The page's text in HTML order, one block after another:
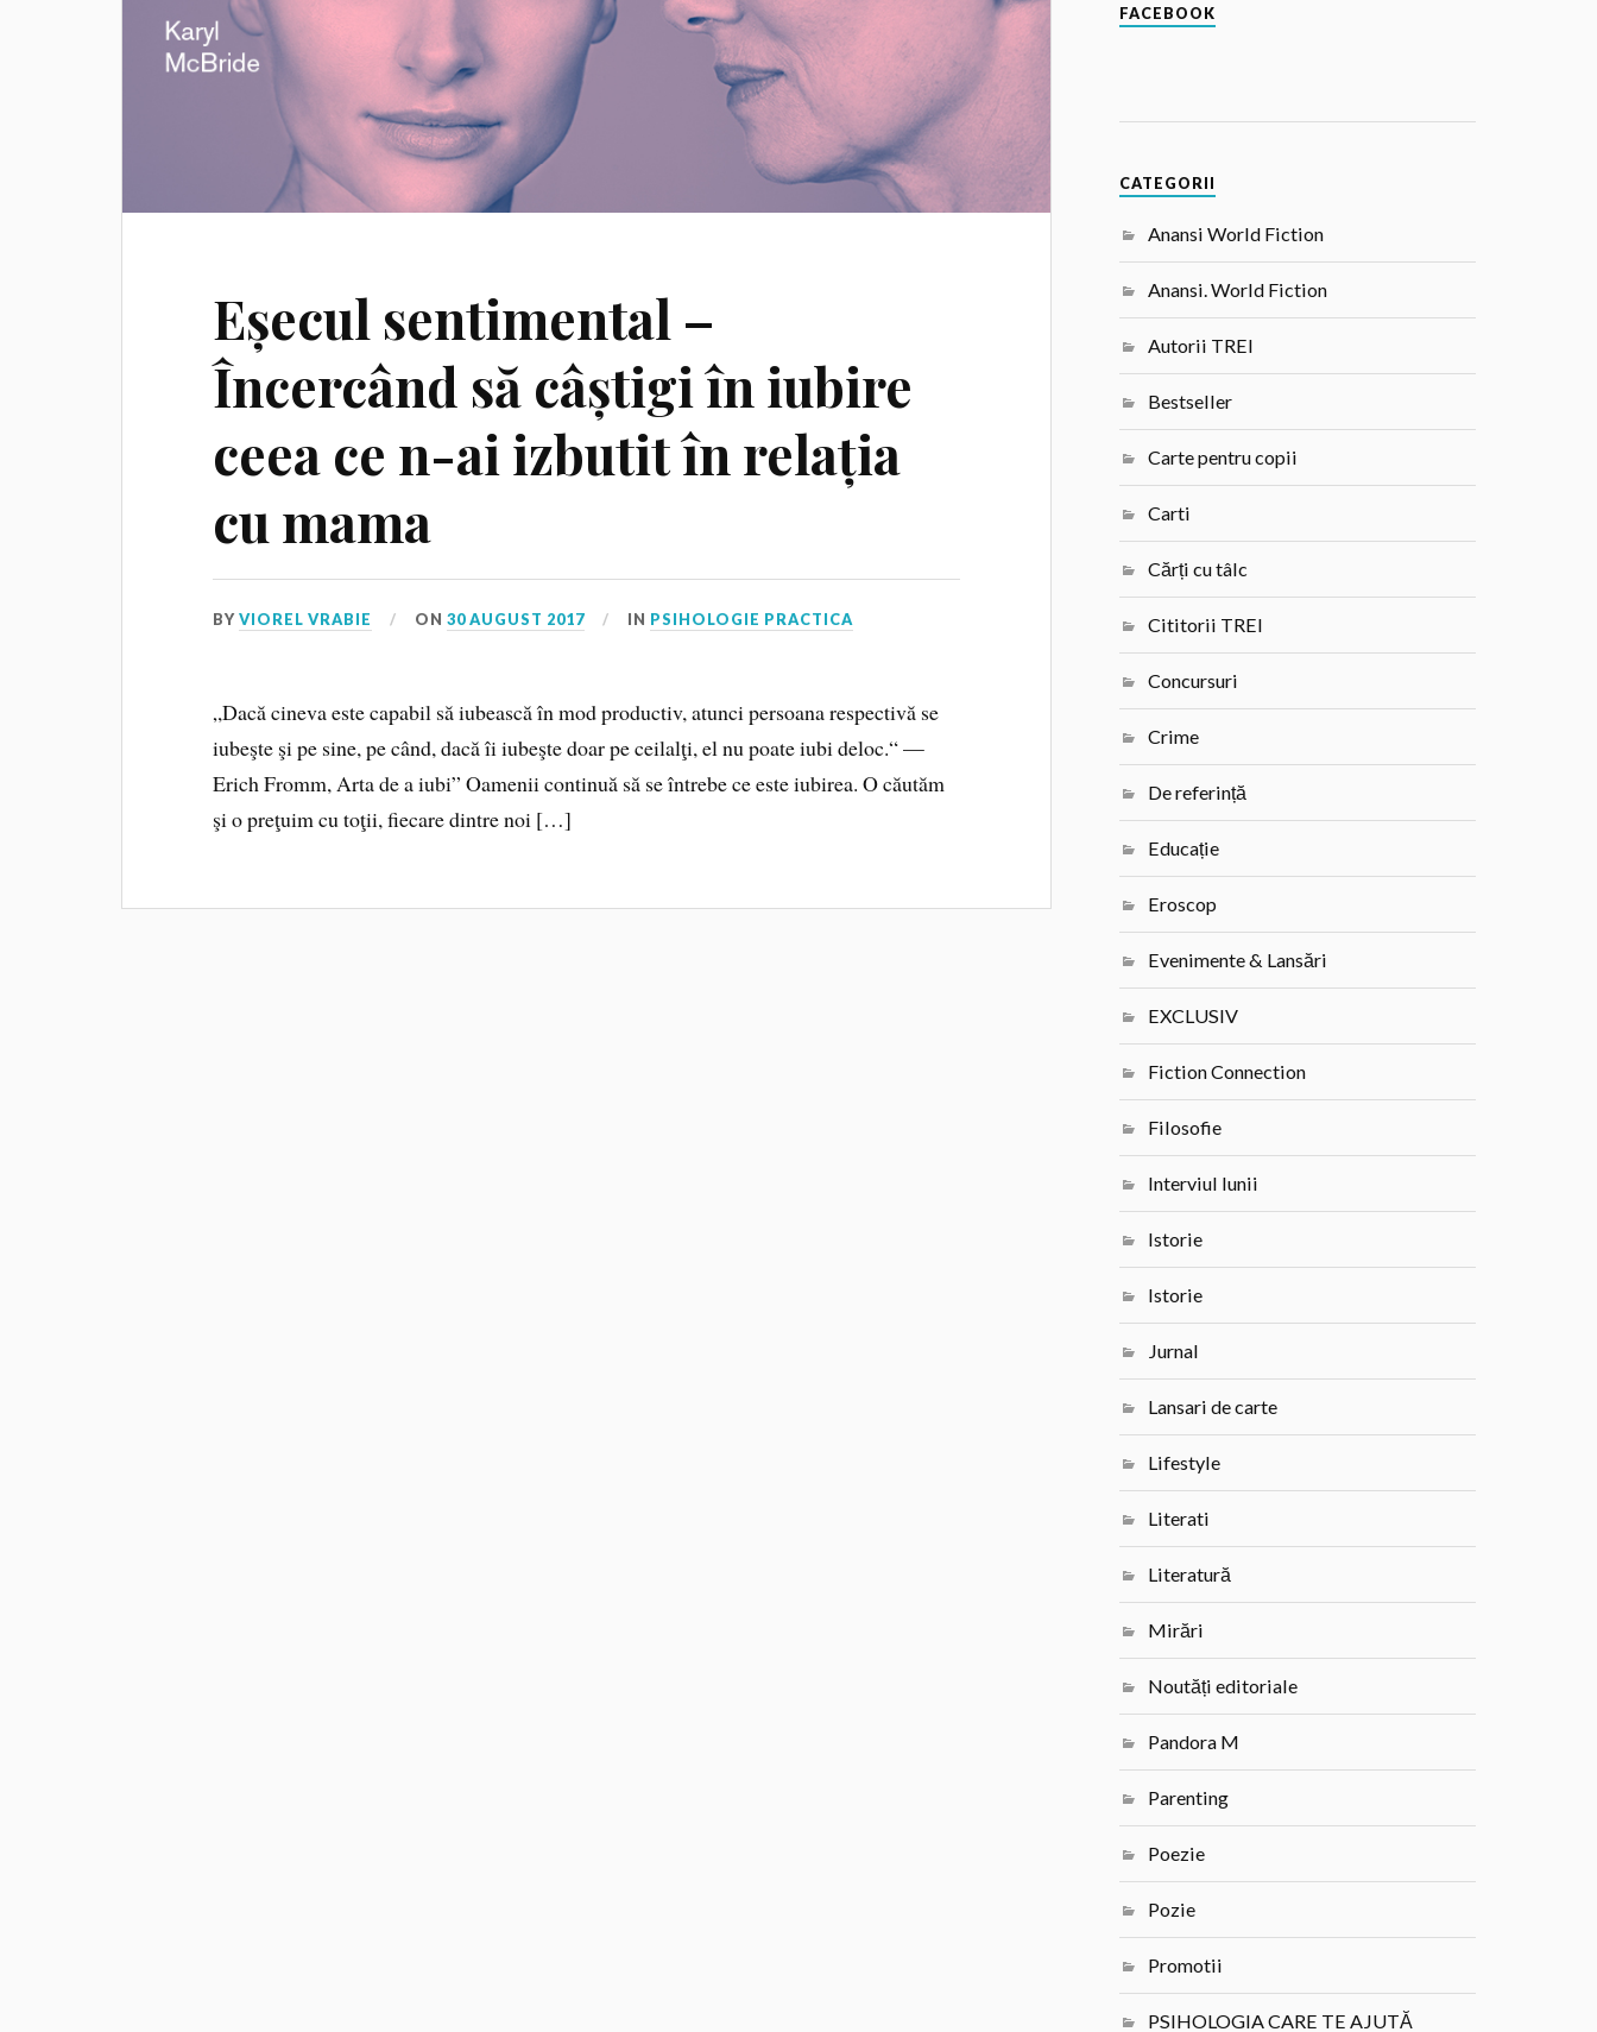
Eșecul sentimental –
Încercând să câștigi în iubire
ceea ce n-ai izbutit în relația
cu mama
BYVIOREL VRABIE ON30 AUGUST 2017 IN PSIHOLOGIE PRACTICA
„Dacă cineva este capabil să iubească în mod productiv, atunci persoana respectivă se
iubeşte şi pe sine, pe când, dacă îi iubeşte doar pe ceilalţi, el nu poate iubi deloc.“ —
Erich Fromm, Arta de a iubi” Oamenii continuă să se întrebe ce este iubirea. O căutăm
şi o preţuim cu toţii, fiecare dintre noi […]
FACEBOOK
CATEGORII
Anansi World Fiction
Anansi. World Fiction
Autorii TREI
Bestseller
Carte pentru copii
Carti
Cărți cu tâlc
Cititorii TREI
Concursuri
Crime
De referință
Educație
Eroscop
Evenimente & Lansări
EXCLUSIV
Fiction Connection
Filosofie
Interviul lunii
Istorie
Istorie
Jurnal
Lansari de carte
Lifestyle
Literati
Literatură
Mirări
Noutăți editoriale
Pandora M
Parenting
Poezie
Pozie
Promotii
PSIHOLOGIA CARE TE AJUTĂ